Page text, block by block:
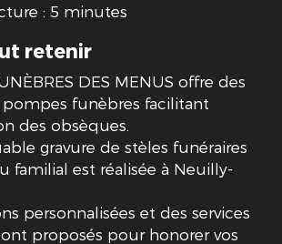
: 5 minutes
retenir
DES MENUS offre des
pompes funèbres facilitant
des obsèques.
gravure de stèles funéraires
familial est réalisée à Neuilly-
personnalisées et des services
proposés pour honorer vos